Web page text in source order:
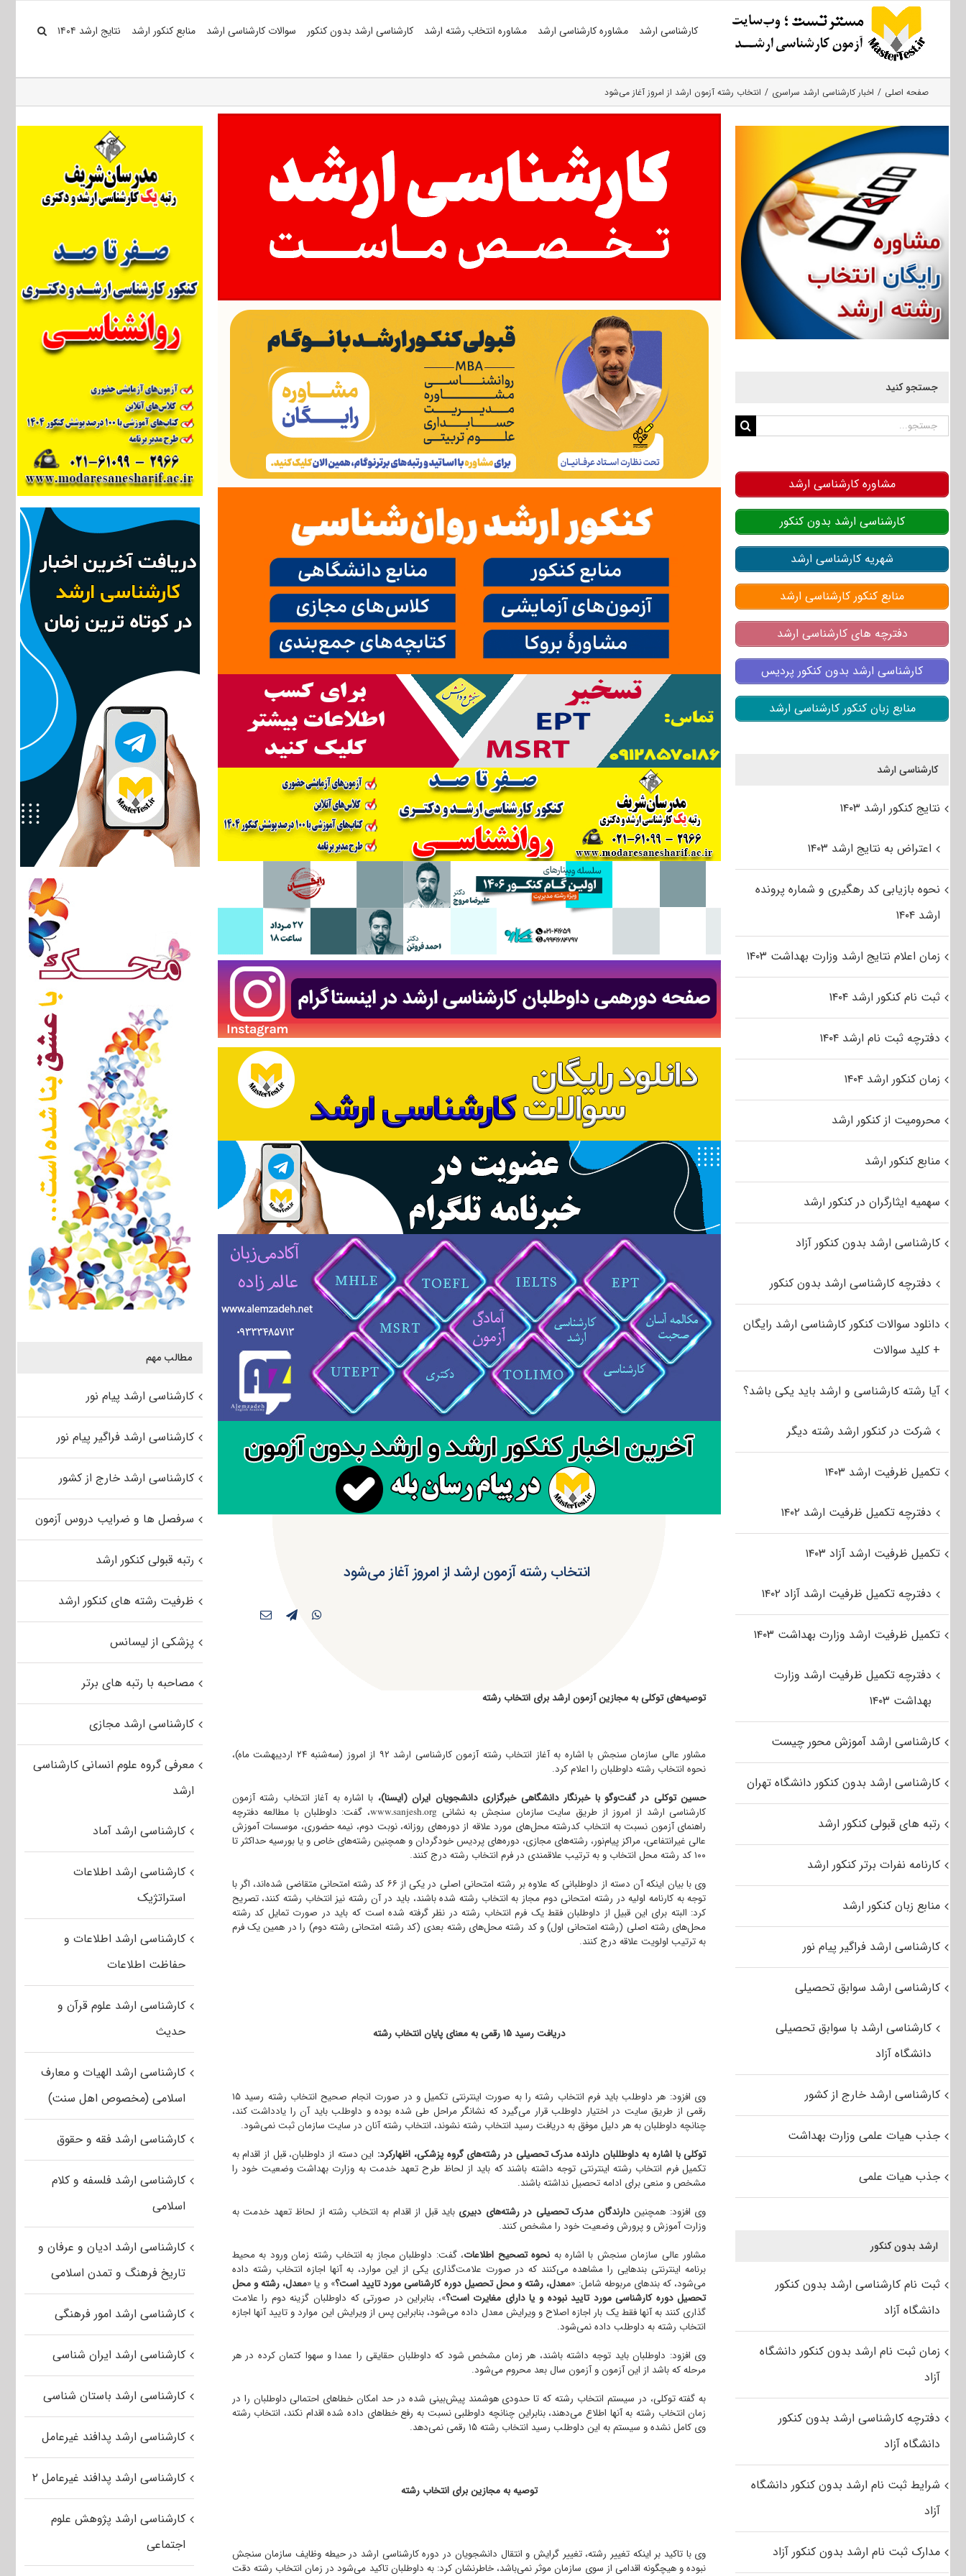
کارشناسی ارشد مشاوره کارشناسی ارشد مشاوره انتخاب رشته ارشد کارشناسی ارشد بدون کنکور سوالات کارشناسی ارشد منابع کنکور ارشد نتایج ارشد ۱۴۰۴
صفحه اصلی اخبار کارشناسی ارشد سراسری انتخاب رشته آزمون ارشد از امروز آغاز می‌شود
انتخاب رشته آزمون ارشد از امروز آغاز می‌شود
توصیه‌های توکلی به مجازین آزمون ارشد برای انتخاب رشته
مشاور عالی سازمان سنجش با اشاره به آغاز انتخاب رشته آزمون کارشناسی ارشد ۹۲ از امروز (سه‌شنبه ۲۴ اردیبهشت ماه)،
نحوه انتخاب رشته داوطلبان را اعلام کرد.
حسین توکلی در گفت‌وگو با خبرنگار دانشگاهی خبرگزاری دانشجویان ایران (ایسنا)، با اشاره به آغاز انتخاب رشته آزمون
کارشناسی ارشد از امروز از طریق سایت سازمان سنجش به نشانی www.sanjesh.org، گفت: داوطلبان با مطالعه دفترچه
راهنمای آزمون نسبت به انتخاب کدرشته محل‌های مورد علاقه از دوره‌های روزانه،‌ نوبت دوم، نیمه حضوری، موسسات آموزش
عالی غیرانتفاعی،‌ مراکز پیام‌نور، رشته‌های مجازی،‌ دوره‌های پردیس خودگردان و همچنین رشته‌های خاص و یا بورسیه حداکثر تا
۱۰۰ کد رشته محل انتخاب و به ترتیب علاقمندی در فرم انتخاب رشته درج کنند.
وی با بیان اینکه آن دسته از داوطلبانی که علاوه بر رشته امتحانی اصلی در یکی از ۶۶ کد رشته امتحانی متقاضی شده‌اند، اگر با
توجه به کارنامه اولیه در رشته امتحانی دوم مجاز به انتخاب رشته شده باشند، باید در آن رشته نیز انتخاب رشته کنند، تصریح
کرد: البته برای این قبیل از داوطلبان فقط یک فرم انتخاب رشته در نظر گرفته شده است که باید در صورت تمایل کد رشته
محل‌های رشته اصلی (رشته امتحانی اول) و کد رشته‌ محل‌های رشته بعدی (کد رشته امتحانی رشته دوم) را در همین یک فرم
به ترتیب اولویت علاقه درج کنند.
دریافت رسید ۱۵ رقمی به معنای پایان انتخاب رشته
وی افزود: هر داوطلب باید فرم انتخاب رشته را به صورت اینترنتی تکمیل و در صورت انجام صحیح انتخاب رشته رسید ۱۵
رقمی از طریق سایت در اختیار داوطلب قرار می‌گیرد که نشانگر مراحل طی شده بوده و داوطلب باید آن را یادداشت کند،
چنانچه داوطلبان به هر دلیل موفق به دریافت رسید انتخاب رشته نشوند، انتخاب رشته آنان در سایت سازمان ثبت نمی‌شود.
توکلی با اشاره به داوطللبان دارنده مدرک تحصیلی در رشته‌های گروه پزشکی، اظهارکرد: این دسته از داوطلبان، قبل از اقدام به
تکمیل فرم انتخاب رشته اینترنتی توجه داشته باشند که باید از لحاظ طرح تعهد خدمت به وزارت بهداشت وضعیت خود را
مشخص و منعی برای ادامه تحصیل نداشته باشند.
وی افزود: همچنیندارندگان مدرک تحصیلی در رشته‌های دبیری باید قبل از اقدام به انتخاب رشته از لحاظ تعهد خدمت به
وزارت آموزش و پرورش وضعیت خود را مشخص کنند.
مشاور عالی سازمان سنجش با اشاره به نحوه تصحیح اطلاعات، گفت: داوطلبان مجاز به انتخاب رشته زمان ورود به محیط
برنامه اینترنتی بندهایی را مشاهده می‌کنند که در صورت علامت‌گذاری یکی از این موارد، به آنها اجازه انتخاب رشته داده
می‌شود، که بندهای مربوطه شامل: «معدل، رشته و محل تحصیل دوره کارشناسی مورد تایید است؟» و یا «معدل، رشته و محل
تحصیل دوره کارشناسی مورد تایید نبوده و یا دارای مغایرت است؟»، بنابراین در صورتی که داوطلبان گزینه دوم را علامت
گذاری کنند به آنها فقط یک بار اجازه اصلاح و ویرایش معدل داده می‌شود، بنابراین پس از ویرایش این موارد و تایید آنها اجازه
انتخاب رشته به داوطلب داده نمی‌شود.
وی افزود: داوطلبان باید توجه داشته باشند، هر زمان مشخص شود که داوطلبان حقایقی را عمدا و سهوا کتمان کرده در هر
مرحله که باشد از این آزمون و آزمون سال بعد محروم می‌شود.
به گفته توکلی، در سیستم انتخاب رشته که تا حدودی هوشمند پیش‌بینی شده در حد امکان خطاهای احتمالی داوطلبان را در
زمان انتخاب رشته به آنها اطلاع می‌دهند، بنابراین چنانچه داوطلبی نسبت به رفع خطاهای داده شده اقدام نکند، انتخاب رشته
وی کامل نشده و سیستم به این داوطلب رسید انتخاب رشته ۱۵ رقمی نمی‌دهد.
توصیه به مجازین برای انتخاب رشته
وی با تاکید بر اینکه تغییر رشته، تغییر گرایش و انتقال دانشجویان در دوره کارشناسی ارشد در حیطه وظایف سازمان سنجش
نبوده و هیچگونه اقدامی از سوی سازمان موثر نمی‌باشد، خاطرنشان کرد: به داوطلبان تاکید می‌شود در زمان انتخاب رشته دقت
مطالب مهم
کارشناسی ارشد پیام نور
کارشناسی ارشد فراگیر پیام نور
کارشناسی ارشد خارج از کشور
سرفصل ها و ضرایب دروس آزمون
رتبه قبولی کنکور ارشد
ظرفیت رشته های کنکور ارشد
پزشکی از لیسانس
مصاحبه با رتبه های برتر
کارشناسی ارشد مجازی
معرفی گروه علوم انسانی کارشناسی
ارشد
کارشناسی ارشد آماد
کارشناسی ارشد اطلاعات
استراتژیک
کارشناسی ارشد اطلاعات و
حفاظت اطلاعات
کارشناسی ارشد علوم قرآن و
حدیث
کارشناسی ارشد الهیات و معارف
اسلامی (مخصوص اهل سنت)
کارشناسی ارشد فقه و حقوق
کارشناسی ارشد فلسفه و کلام
اسلامی
کارشناسی ارشد ادیان و عرفان و
تاریخ فرهنگ و تمدن اسلامی
کارشناسی ارشد امور فرهنگی
کارشناسی ارشد ایران شناسی
کارشناسی ارشد باستان شناسی
کارشناسی ارشد پدافند غیرعامل
کارشناسی ارشد پدافند غیرعامل ۲
کارشناسی ارشد پژوهش علوم
اجتماعی
جستجو کنید
جستجو
مشاوره کارشناسی ارشد
کارشناسی ارشد بدون کنکور
شهریه کارشناسی ارشد
منابع کنکور کارشناسی ارشد
دفترچه های کارشناسی ارشد
کارشناسی ارشد بدون کنکور پردیس
منابع زبان کنکور کارشناسی ارشد
کارشناسی ارشد
نتایج کنکور ارشد ۱۴۰۳
اعتراض به نتایج ارشد ۱۴۰۳
نحوه بازیابی کد رهگیری و شماره پرونده
ارشد ۱۴۰۴
زمان اعلام نتایج ارشد وزارت بهداشت ۱۴۰۳
ثبت نام کنکور ارشد ۱۴۰۴
دفترچه ثبت نام ارشد ۱۴۰۴
زمان کنکور ارشد ۱۴۰۴
محرومیت از کنکور ارشد
منابع کنکور ارشد
سهمیه ایثارگران در کنکور ارشد
کارشناسی ارشد بدون کنکور آزاد
دفترچه کارشناسی ارشد بدون کنکور
دانلود سوالات کنکور کارشناسی ارشد رایگان
+ کلید سوالات
آیا رشته کارشناسی و ارشد باید یکی باشد؟
شرکت در کنکور ارشد رشته دیگر
تکمیل ظرفیت ارشد ۱۴۰۳
دفترچه تکمیل ظرفیت ارشد ۱۴۰۲
تکمیل ظرفیت ارشد آزاد ۱۴۰۳
دفترچه تکمیل ظرفیت ارشد آزاد ۱۴۰۲
تکمیل ظرفیت ارشد وزارت بهداشت ۱۴۰۳
دفترچه تکمیل ظرفیت ارشد وزارت
بهداشت ۱۴۰۳
کارشناسی ارشد آموزش محور چیست
کارشناسی ارشد بدون کنکور دانشگاه تهران
رتبه های قبولی کنکور ارشد
کارنامه نفرات برتر کنکور ارشد
منابع زبان کنکور ارشد
کارشناسی ارشد فراگیر پیام نور
کارشناسی ارشد سوابق تحصیلی
کارشناسی ارشد با سوابق تحصیلی
دانشگاه آزاد
کارشناسی ارشد خارج از کشور
جذب هیات علمی وزارت بهداشت
جذب هیات علمی
ارشد بدون کنکور
ثبت نام کارشناسی ارشد بدون کنکور
دانشگاه آزاد
زمان ثبت نام ارشد بدون کنکور دانشگاه
آزاد
دفترچه کارشناسی ارشد بدون کنکور
دانشگاه آزاد
شرایط ثبت نام ارشد بدون کنکور دانشگاه
آزاد
مدارک ثبت نام ارشد بدون کنکور آزاد